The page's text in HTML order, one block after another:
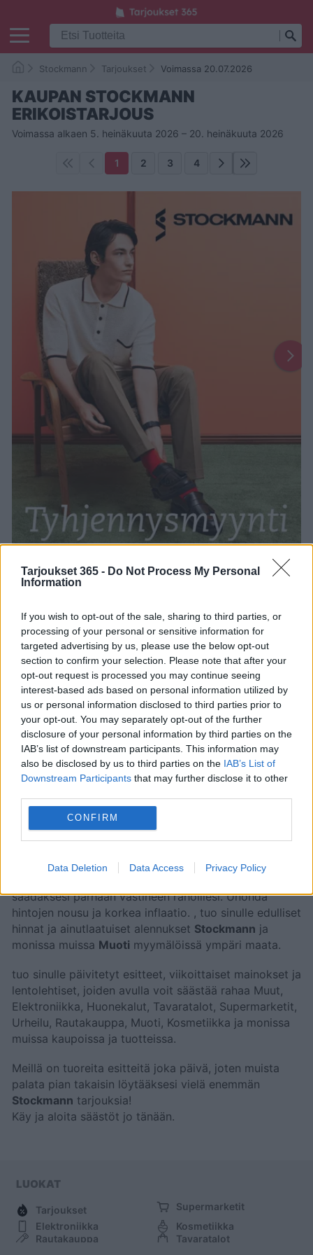
Tarjoukset 365 - Do Not Process My Personal
Information
If you wish to opt-out of the sale, sharing to third parties, or
processing of your personal or sensitive information for
targeted advertising by us, please use the below opt-out
section to confirm your selection. Please note that after your
opt-out request is processed you may continue seeing
interest-based ads based on personal information utilized by
us or personal information disclosed to third parties prior to
your opt-out. You may separately opt-out of the further
disclosure of your personal information by third parties on the
IAB’s list of downstream participants. This information may
also be disclosed by us to third parties on the IAB’s List of
Downstream Participants that may further disclose it to other
CONFIRM
Data Deletion Data Access Privacy Policy
Stockmann Tarjoukset Voimassa 20.07.2026
KAUPAN STOCKMANN
ERIKOISTARJOUS
Voimassa alkaen 5. heinäkuuta 2026 – 20. heinäkuuta 2026
1 2 3 4
1 2 3 4
Uusin Stockmann-esite on täällä!
UusiStockmann-esite on voimassa5. heinäkuuta
2026- 20. heinäkuuta 2026 . Yli3 sivuatarjouksia,
kampanjoita ja alennuksia, joista löydät
hämmästyttäviä tapoja säästää rahaaMuoti
tuotteissa.
Yrityksellä on laaja tuotevalikoima johon kuuluu
huonekaluja, pieniä kotilaitteita, vaatteita ja
kosmetiikkaa. Niiden joukosta asiakas voi löytää
neuleita, paitoja ja tunikoita, toppeja, mekkoja, tuoleja
ja jakkaroita, sohvia, nojatuolia, hyllyjä, kenkiä,
hiustenhoitotuotteita, alusvaatteita, hameita, farkkuja,
housuja, kasvorasvoja, ihonhoitotuotteita, huulirasvoja
ja huulten hoitotuotteita, deodorantteja,
saadaksesi parhaan vastineen rahoillesi. Unohda
hintojen nousu ja korkea inflaatio. , tuo sinulle edulliset
hinnat ja ainutlaatuiset alennukset Stockmann ja
monissa muissa Muoti myymälöissä ympäri maata.
tuo sinulle päivitetyt esitteet, viikoittaiset mainokset ja
lentolehtiset, joiden avulla voit säästää rahaa Muut,
Elektroniikka, Huonekalut, Tavaratalot, Supermarketit,
Urheilu, Rautakauppa, Muoti, Kosmetiikka ja monissa
muissa kaupoissa ja tuotteissa.
Meillä on tuoreita esitteitä joka päivä, joten muista
palata pian takaisin löytääksesi vielä enemmän
Stockmann tarjouksia!
Käy ja aloita säästöt jo tänään.
LUOKAT
Tarjoukset
Supermarketit
Elektroniikka
Kosmetiikka
Rautakauppa
Tavaratalot